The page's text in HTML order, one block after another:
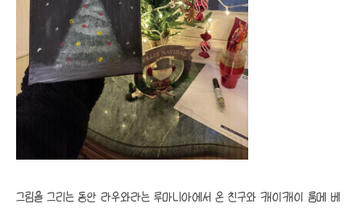
그림을 그리는 동안 라우와라는 루마니아에서 온 친구와 캐이캐이 룸메 베